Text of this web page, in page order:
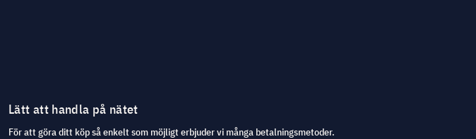
Lätt att handla på nätet
För att göra ditt köp så enkelt som möjligt erbjuder vi många betalningsmetoder.